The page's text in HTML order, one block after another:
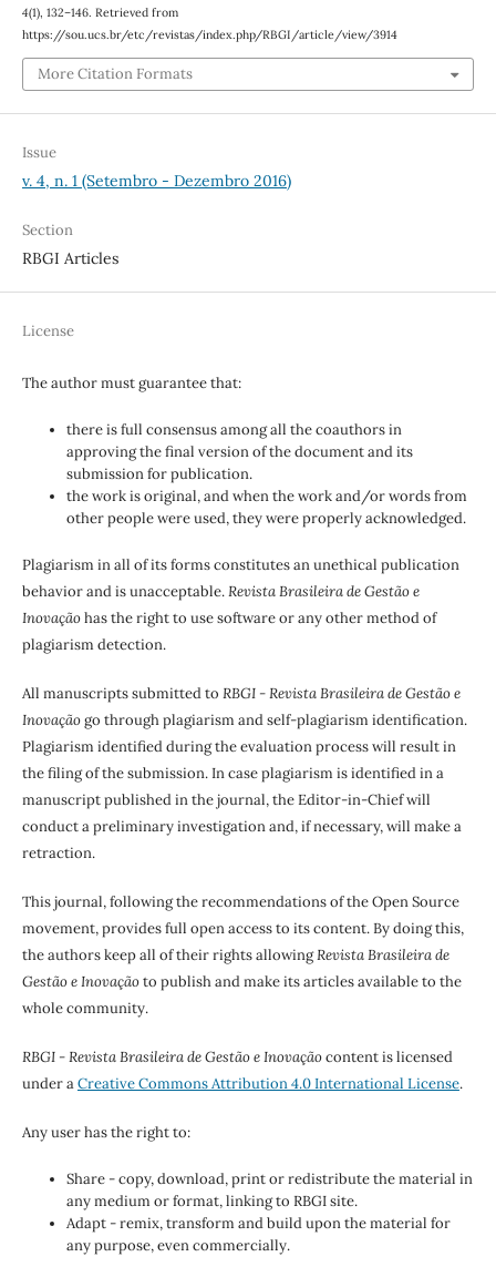
4(1), 132–146. Retrieved from
https://sou.ucs.br/etc/revistas/index.php/RBGI/article/view/3914
More Citation Formats
Issue
v. 4, n. 1 (Setembro - Dezembro 2016)
Section
RBGI Articles
License
The author must guarantee that:
there is full consensus among all the coauthors in
approving the final version of the document and its
submission for publication.
the work is original, and when the work and/or words from
other people were used, they were properly acknowledged.
Plagiarism in all of its forms constitutes an unethical publication
behavior and is unacceptable.Revista Brasileira de Gestão e
Inovaçãohas the right to use software or any other method of
plagiarism detection.
All manuscripts submitted to RBGI - Revista Brasileira de Gestão e
Inovaçãogo through plagiarism and self-plagiarism identification.
Plagiarism identified during the evaluation process will result in
the filing of the submission. In case plagiarism is identified in a
manuscript published in the journal, the Editor-in-Chief will
conduct a preliminary investigation and, if necessary, will make a
retraction.
This journal, following the recommendations of the Open Source
movement, provides full open access to its content. By doing this,
the authors keep all of their rights allowingRevista Brasileira de
Gestão e Inovaçãoto publish and make its articles available to the
whole community.
RBGI - Revista Brasileira de Gestão e Inovaçãocontent is licensed
under aCreative Commons Attribution 4.0 International License.
Any user has the right to:
Share - copy, download, print or redistribute the material in
any medium or format, linking to RBGI site.
Adapt - remix, transform and build upon the material for
any purpose, even commercially.